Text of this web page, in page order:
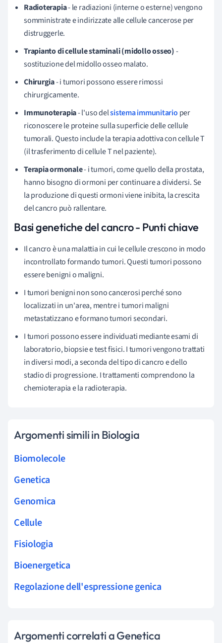
Radioterapia- le radiazioni (interne o esterne) vengono
somministrate e indirizzate alle cellule cancerose per
distruggerle.
Trapianto di cellule staminali (midollo osseo)-
sostituzione del midollo osseo malato.
Chirurgia- i tumori possono essere rimossi
chirurgicamente.
Immunoterapia- l'uso delsistema immunitario per
riconoscere le proteine sulla superficie delle cellule
tumorali. Questo include la terapia adottiva con cellule T
(il trasferimento di cellule T nel paziente).
Terapia ormonale- i tumori, come quello della prostata,
hanno bisogno di ormoni per continuare a dividersi. Se
la produzione di questi ormoni viene inibita, la crescita
del cancro può rallentare.
Basi genetiche del cancro - Punti chiave
Il cancro è una malattia in cui le cellule crescono in modo
incontrollato formando tumori. Questi tumori possono
essere benigni o maligni.
I tumori benigni non sono cancerosi perché sono
localizzati in un'area, mentre i tumori maligni
metastatizzano e formano tumori secondari.
I tumori possono essere individuati mediante esami di
laboratorio, biopsie e test fisici. I tumori vengono trattati
in diversi modi, a seconda del tipo di cancro e dello
stadio di progressione. I trattamenti comprendono la
chemioterapia e la radioterapia.
Argomenti simili in Biologia
Biomolecole
Genetica
Genomica
Cellule
Fisiologia
Bioenergetica
Regolazione dell'espressione genica
Argomenti correlati a Genetica